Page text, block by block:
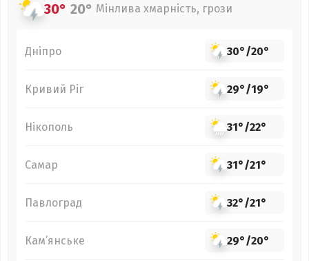
30° 20° Мінлива хмарність, грози
Дніпро 30°/20°
Кривий Ріг 29°/19°
Нікополь 31°/22°
Самар 31°/21°
Павлоград 32°/21°
Кам’янське 29°/20°